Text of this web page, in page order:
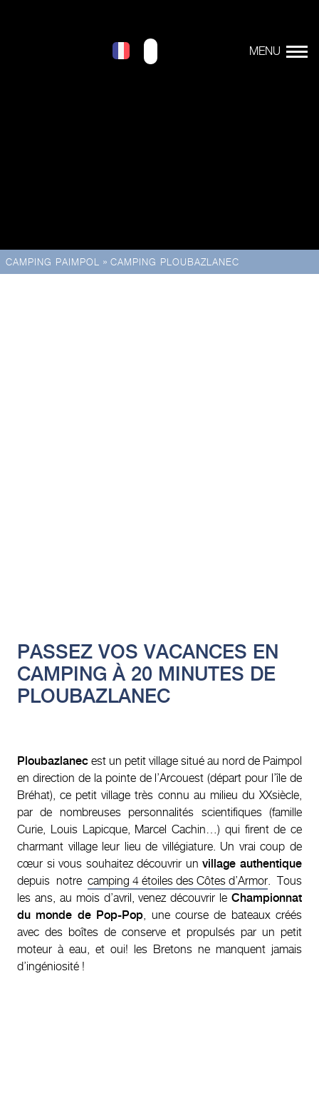
CAMPING PAIMPOL » CAMPING PLOUBAZLANEC
PASSEZ VOS VACANCES EN
CAMPING À 20 MINUTES DE
PLOUBAZLANEC
Ploubazlanec est un petit village situé au nord de Paimpol
en direction de la pointe de l’Arcouest (départ pour l’île de
Bréhat), ce petit village très connu au milieu du XXsiècle,
par de nombreuses personnalités scientifiques (famille
Curie, Louis Lapicque, Marcel Cachin…) qui firent de ce
charmant village leur lieu de villégiature. Un vrai coup de
cœur si vous souhaitez découvrir unvillage authentique
depuis notrecamping 4 étoiles des Côtes d’Armor. Tous
les ans, au mois d’avril, venez découvrir le Championnat
du monde de Pop-Pop, une course de bateaux créés
avec des boîtes de conserve et propulsés par un petit
moteur à eau, et oui! les Bretons ne manquent jamais
d’ingéniosité !